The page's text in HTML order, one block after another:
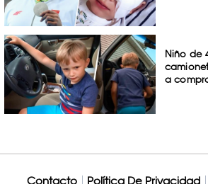
Niño de
a
Contacto Política De Privacidad